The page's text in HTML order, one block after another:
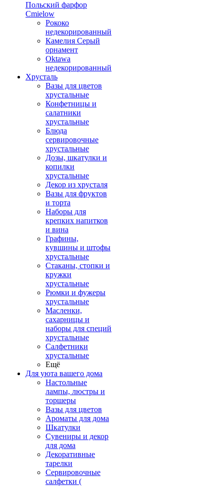
Польский фарфор
Сmielow
Рококо
недекорированный
Камелия Серый
орнамент
Oktawa
недекорированный
Хрусталь
Вазы для цветов
хрустальные
Конфетницы и
салатники
хрустальные
Блюда
сервировочные
хрустальные
Дозы, шкатулки и
копилки
хрустальные
Декор из хрусталя
Вазы для фруктов
и торта
Наборы для
крепких напитков
и вина
Графины,
кувшины и штофы
хрустальные
Стаканы, стопки и
кружки
хрустальные
Рюмки и фужеры
хрустальные
Масленки,
сахарницы и
наборы для специй
хрустальные
Салфетники
хрустальные
Ещё
Для уюта вашего дома
Настольные
лампы, люстры и
торшеры
Вазы для цветов
Ароматы для дома
Шкатулки
Сувениры и декор
для дома
Декоративные
тарелки
Сервировочные
салфетки (